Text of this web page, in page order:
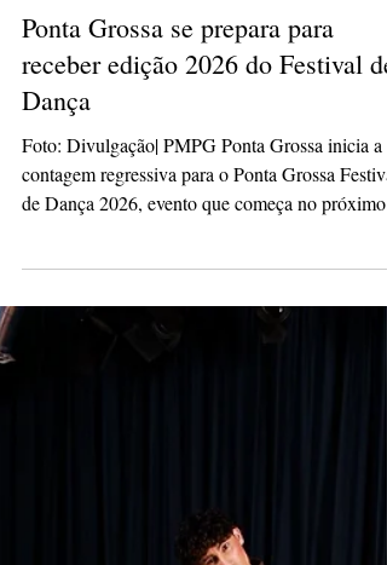
8 de mai.
2 min de leitura
Ponta Grossa se prepara para
dia 16 e marca uma nova etapa na trajetória do
festival, agora realizado no primeiro semestre do